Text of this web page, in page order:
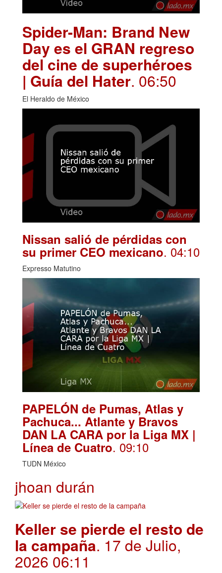
Spider-Man: Brand New
Day es el GRAN regreso
del cine de superhéroes
| Guía del Hater. 06:50
El Heraldo de México
Nissan salió de pérdidas con
su primer CEO mexicano. 04:10
Expresso Matutino
PAPELÓN de Pumas, Atlas y
Pachuca... Atlante y Bravos
DAN LA CARA por la Liga MX |
Línea de Cuatro. 09:10
TUDN México
jhoan durán
Keller se pierde el resto de
la campaña. 17 de Julio,
2026 06:11